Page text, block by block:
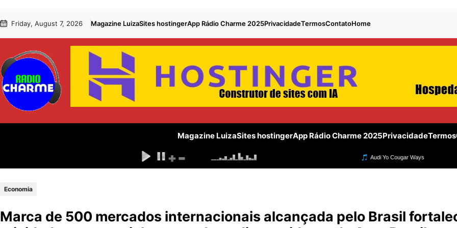
para
conteúdo
to Friday, August 7, 2026 Magazine LuizaSites hostingerApp Rádio Charme 2025PrivacidadeTermosContatoHome
Magazine LuizaSites hostingerApp Rádio Charme 2025PrivacidadeTermos
Economia
Marca de 500 mercados internacionais alcançada pelo Brasil